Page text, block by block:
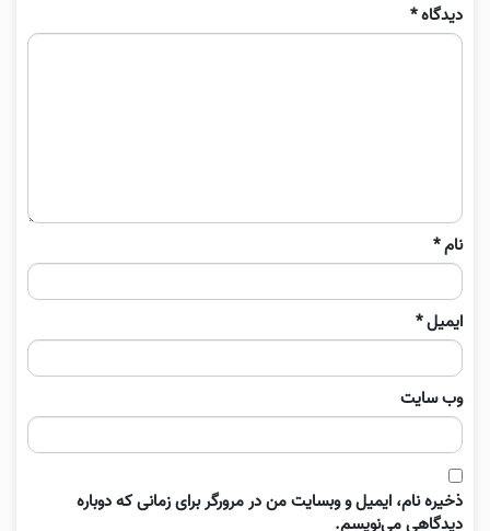
دیدگاه*
نام*
ایمیل*
وب‌ سایت
ذخیره نام، ایمیل و وبسایت من در مرورگر برای زمانی که دوباره
دیدگاهی می‌نویسم.